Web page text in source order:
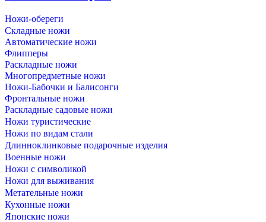
Ножи-обереги
Складные ножи
Автоматические ножи
Флипперы
Раскладные ножи
Многопредметные ножи
Ножи-Бабочки и Балисонги
Фронтальные ножи
Раскладные садовые ножи
Ножи туристические
Ножи по видам стали
Длинноклинковые подарочные изделия
Военные ножи
Ножи с символикой
Ножи для выживания
Метательные ножи
Кухонные ножи
Японские ножи